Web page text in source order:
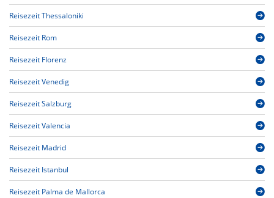
Reisezeit Thessaloniki
Reisezeit Rom
Reisezeit Florenz
Reisezeit Venedig
Reisezeit Salzburg
Reisezeit Valencia
Reisezeit Madrid
Reisezeit Istanbul
Reisezeit Palma de Mallorca